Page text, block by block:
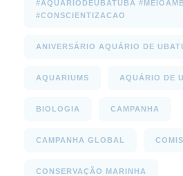
#AQUARIODEUBATUBA
#CONSCIENTIZACAO
ANIVERSÁRIO AQUÁRIO DE
AQUARIUMS AQUÁRIO DE
BIOLOGIA CAMPANHA
CAMPANHA GLOBAL
CONSERVAÇÃO MARINHA